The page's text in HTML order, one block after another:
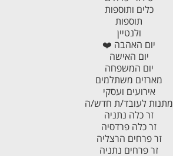
כלים ותוספות
תוספות
ולנטיין
יום האהבה ❤️
יום האישה
יום המשפחה
מארזים משתלמים
אירועים ועסקי
מתנות לעובד/ת חדש/ה
זר כלה נתניה
זר כלה פרדסיה
זר פרחים הרצליה
זר פרחים נתניה